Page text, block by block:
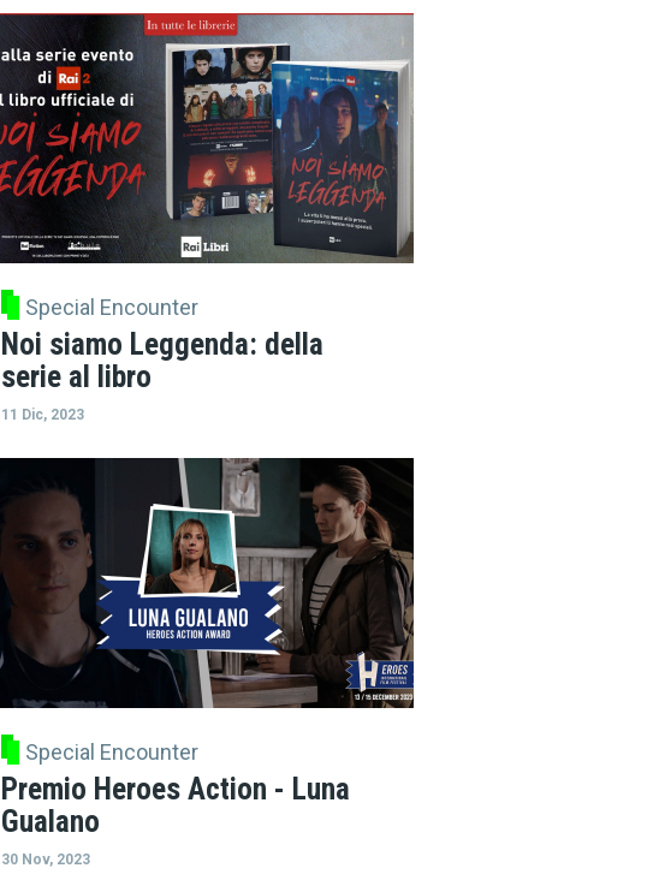
Special Encounter
Noi siamo Leggenda: della
serie al libro
11 Dic, 2023
Special Encounter
Premio Heroes Action - Luna
Gualano
30 Nov, 2023